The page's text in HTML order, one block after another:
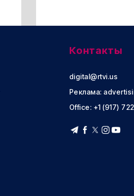
Контакты
digital@rtvi.us
Реклама:
Office: +1 (917)